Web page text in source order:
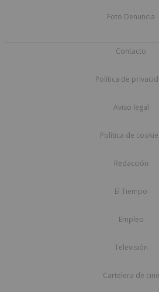
Foto Denuncia
Contacto
Política de
Aviso legal
Política de
Redacción
El Tiempo
Empleo
Televisión
Cartelera de cine